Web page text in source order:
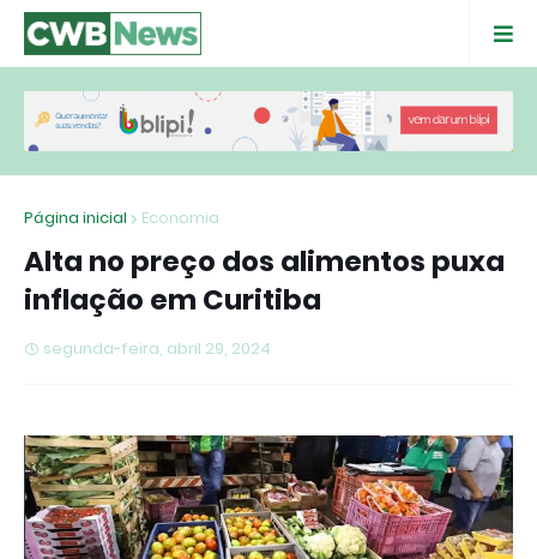
Página inicial Economia
Alta no preço dos alimentos puxa
inflação em Curitiba
segunda-feira, abril 29, 2024